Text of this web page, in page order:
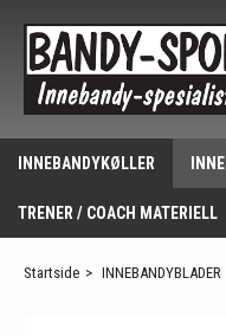
INNEBANDYKØLLER
TRENER / COACH MATERIELL
Startside > INNEBANDYBLADER